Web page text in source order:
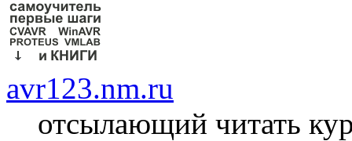
avr123.nm.ru
отсылающий читать